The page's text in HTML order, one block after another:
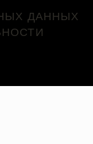
ДАННЫХ